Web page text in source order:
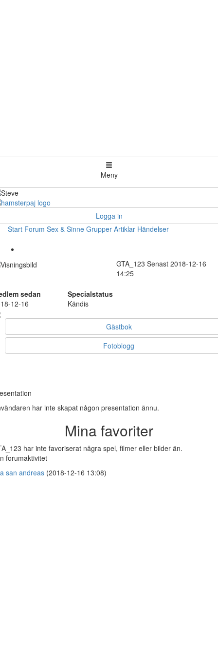
Meny
Logga in
Start Forum Sex & Sinne Grupper Artiklar Händelser
GTA_123 Senast 2018-12-16
14:25
sedan
Specialstatus
12-16
Kändis
Gästbok
Fotoblogg
har inte skapat någon presentation ännu.
Mina favoriter
har inte favoriserat några spel, filmer eller bilder än.
forumaktivitet
san andreas (2018-12-16 13:08)